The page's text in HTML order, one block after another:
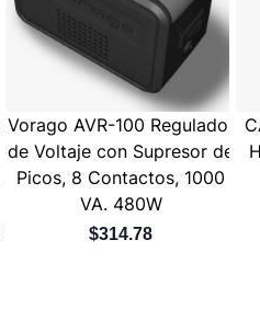
Vorago AVR-100 Regulador
de Voltaje con Supresor de
Picos, 8 Contactos, 1000
VA. 480W
$314.78